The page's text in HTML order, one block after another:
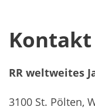
Kontakt
RR weltweites
3100 St. Pölten,